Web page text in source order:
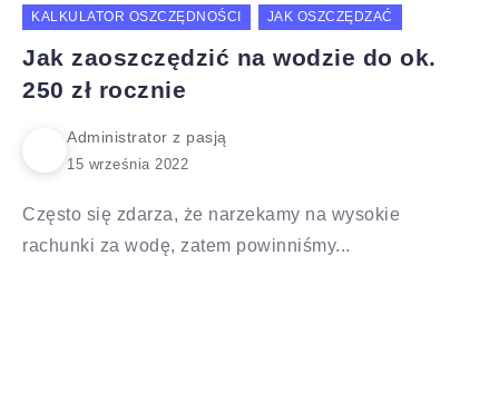
KALKULATOR OSZCZĘDNOŚCI JAK OSZCZĘDZAĆ
Jak zaoszczędzić na wodzie do ok.
250 zł rocznie
Administrator z pasją
Często się zdarza, że narzekamy na wysokie
rachunki za wodę, zatem powinniśmy...